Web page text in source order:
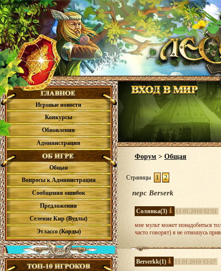
Игровые новости
Конкурсы
Обновления
Администрация
Общая
Вопросы к Администрации
Сообщения ошибок
Предложения
Селение Кир (Вудлы)
Этлассо (Корды)
Форум > Общая
Страницы 1 2
перс Berserk
Солянка(3) 11.01.2010 02:51
мне мульт может понадобиться
часто говорят) я не отношусь
Berserkk(1) 11.01.2010 15:27